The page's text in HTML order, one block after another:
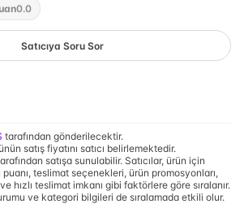
0.0
Satıcıya Soru Sor
tarafından gönderilecektir.
satış fiyatını satıcı belirlemektedir.
satışa sunulabilir. Satıcılar, ürün için
teslimat seçenekleri, ürün promosyonları,
hızlı teslimat imkanı gibi faktörlere göre sıralanır.
ve kategori bilgileri de sıralamada etkili olur.